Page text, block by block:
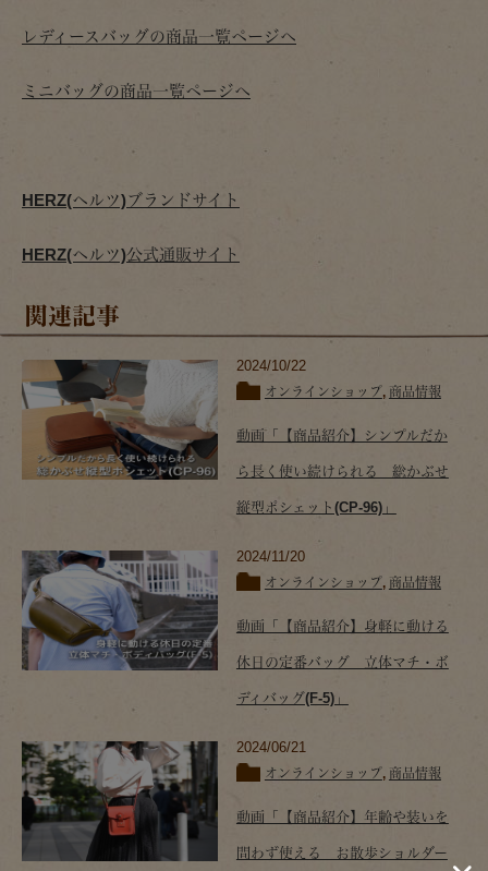
レディースバッグの商品一覧ページへ
ミニバッグの商品一覧ページへ
HERZ(ヘルツ)ブランドサイト
HERZ(ヘルツ)公式通販サイト
関連記事
2024/10/22
オンラインショップ, 商品情報
動画「【商品紹介】シンプルだか
ら長く使い続けられる 総かぶせ
縦型ポシェット(CP-96)」
2024/11/20
オンラインショップ, 商品情報
動画「【商品紹介】身軽に動ける
休日の定番バッグ 立体マチ・ボ
ディバッグ(F-5)」
2024/06/21
オンラインショップ, 商品情報
動画「【商品紹介】年齢や装いを
問わず使える お散歩ショルダー